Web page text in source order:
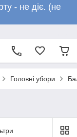
- не діє. (не
Головні убори